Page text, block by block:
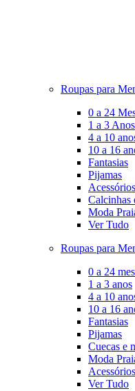
Roupas para
0 a 24
1 a 3 Anos
4 a 10
10 a 16
Fantasias
Pijamas
Acessórios
Calcinhas
Moda
Ver Tudo
Roupas para
0 a 24
1 a 3 anos
4 a 10
10 a 16
Fantasias
Pijamas
Cuecas e
Moda
Acessórios
Ver Tudo